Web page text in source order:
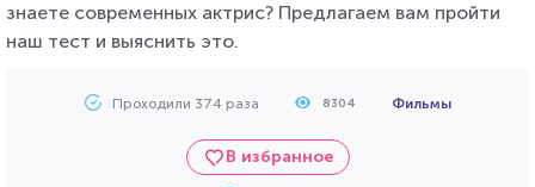
знаете современных актрис? Предлагаем вам пройти
наш тест и выяснить это.
Проходили 374 раза 8304 Фильмы
В избранное